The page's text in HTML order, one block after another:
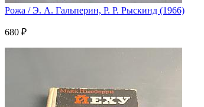
Рожа / Э. А. Гальперин, Р. Р. Рыскинд (1966)
680 ₽